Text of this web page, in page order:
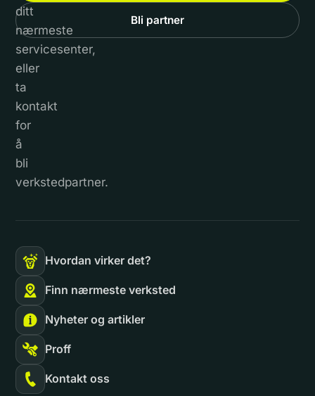
ditt
nærmeste
servicesenter,
eller
ta
kontakt
for
å
bli
verkstedpartner.
Bli partner
Hvordan virker det?
Finn nærmeste verksted
Nyheter og artikler
Proff
Kontakt oss